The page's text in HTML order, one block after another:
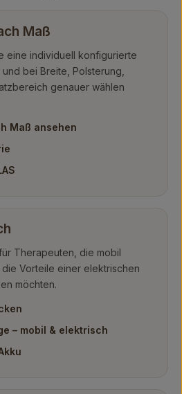
Maß
eine individuell konfigurierte
bei Breite, Polsterung,
genauer wählen
Maß ansehen
Therapeuten, die mobil
Vorteile einer elektrischen
möchten.
– mobil & elektrisch